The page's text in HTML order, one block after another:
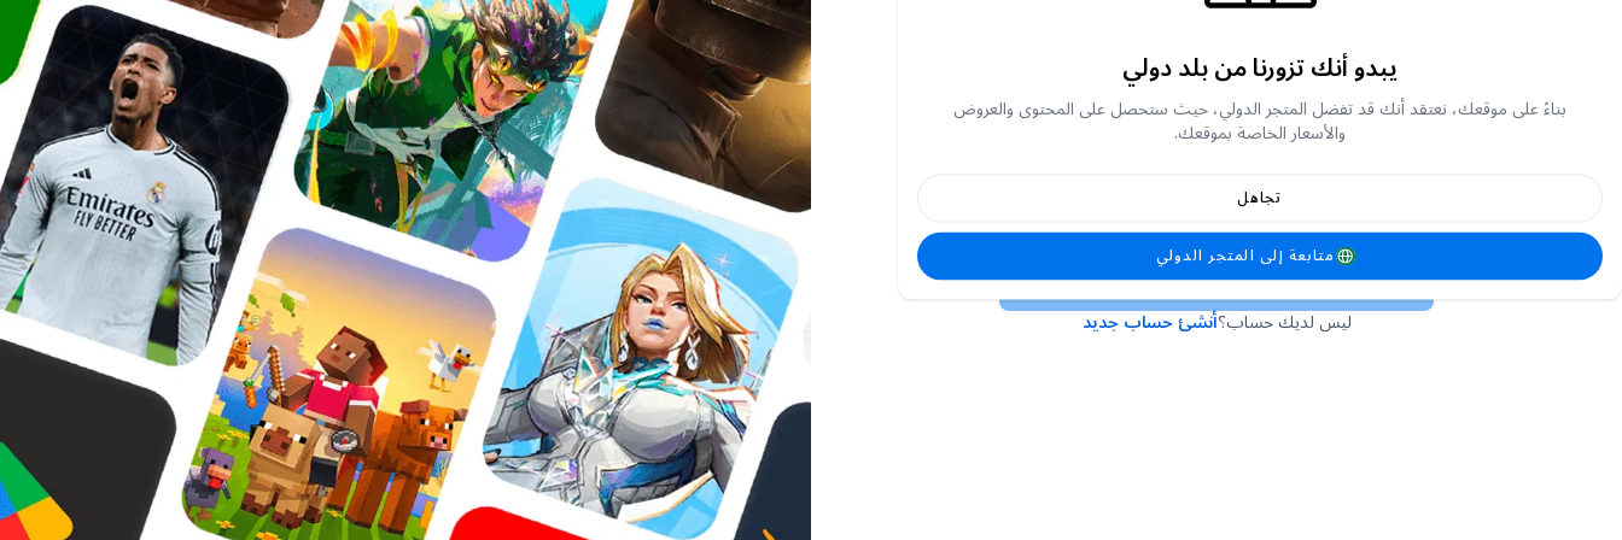
أو
لقد نسيت كلمة المرور الخاصة بي
تسجيل الدخول
ليس لديك حساب؟أنشئ حساب جديد
يبدو أنك تزورنا من بلد دولي
بناءً على موقعك، نعتقد أنك قد تفضل المتجر الدولي، حيث ستحصل على المحتوى والعروض
والأسعار الخاصة بموقعك.
تجاهل
متابعة إلى المتجر الدولي